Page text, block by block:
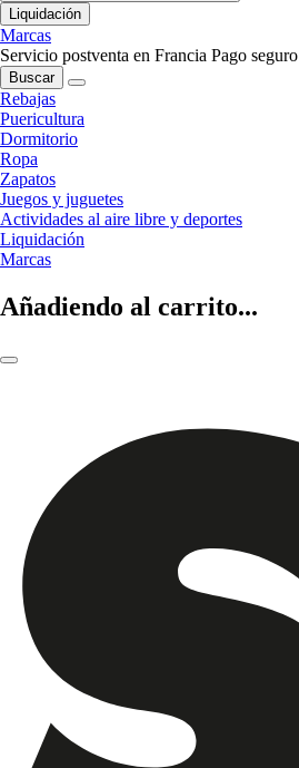
Liquidación
Marcas
Servicio postventa en Francia Pago seguro
Buscar
Rebajas
Puericultura
Dormitorio
Ropa
Zapatos
Juegos y juguetes
Actividades al aire libre y deportes
Liquidación
Marcas
Añadiendo al carrito...